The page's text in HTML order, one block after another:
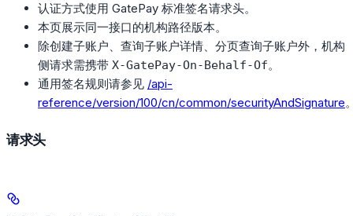
认证方式使用 GatePay 标准签名请求头。
本页展示同一接口的机构路径版本。
除创建子账户、查询子账户详情、分页查询子账户外，机构
侧请求需携带 X-GatePay-On-Behalf-Of。
通用签名规则请参见 /api-
reference/version/100/cn/common/securityAndSignature
请求头